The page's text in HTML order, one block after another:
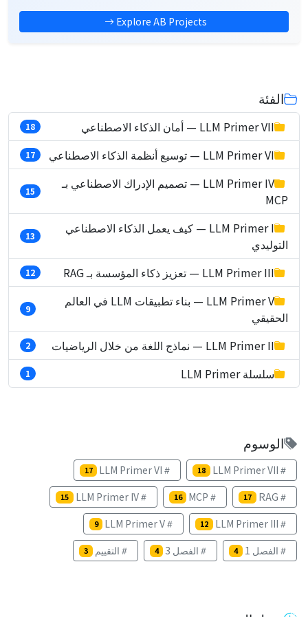
Explore AB Projects
الفئة
LLM Primer VII — أمان الذكاء الاصطناعي 18
LLM Primer VI — توسيع أنظمة الذكاء الاصطناعي 17
LLM Primer IV — تصميم الإدراك الاصطناعي بـ
MCP
15
LLM Primer I — كيف يعمل الذكاء الاصطناعي
التوليدي
13
LLM Primer III — تعزيز ذكاء المؤسسة بـ RAG 12
LLM Primer V — بناء تطبيقات LLM في العالم
الحقيقي
9
LLM Primer II — نماذج اللغة من خلال الرياضيات 2
سلسلة LLM Primer 1
الوسوم
LLM Primer VII
18
LLM Primer VI
17
RAG
17
MCP
16
LLM Primer IV
15
LLM Primer III
12
LLM Primer V
9
الفصل 1 4 الفصل 3 4 التقييم 3